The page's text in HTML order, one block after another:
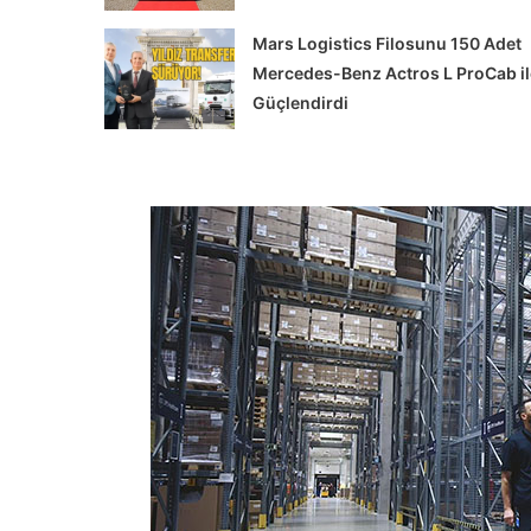
Mars Logistics Filosunu 150 Adet
Mercedes-Benz Actros L ProCab
Güçlendirdi